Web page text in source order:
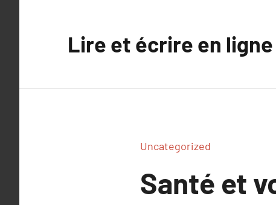
Lire et écrire en ligne
Uncategorized
Santé et